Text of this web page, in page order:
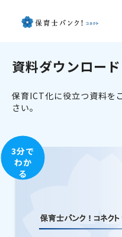
資料ダウンロード
保育ICT化に役立つ資料を
さい。
3分で
わか
る